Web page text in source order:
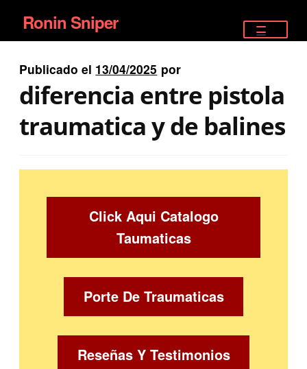
Ir
a
la
navegación
Ir
al
contenido
Ronin Sniper
EQUIPAMIENTO ÉLITE
Publicado el 13/04/2025 por
diferencia entre pistola
traumatica y de balines
Click Aqui Catalogo
Taumaticas
Porte De Traumaticas
Reseñas Y Testimonios